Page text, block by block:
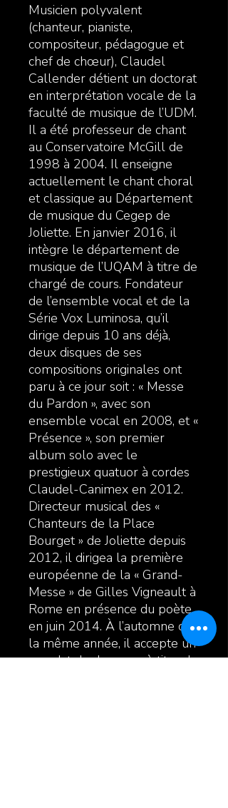
Musicien polyvalent
(chanteur, pianiste,
compositeur, pédagogue et
chef de chœur), Claudel
Callender détient un doctorat
en interprétation vocale de la
faculté de musique de l’UDM.
Il a été professeur de chant
au Conservatoire McGill de
1998 à 2004. Il enseigne
actuellement le chant choral
et classique au Département
de musique du Cegep de
Joliette. En janvier 2016, il
intègre le département de
musique de l’UQAM à titre de
chargé de cours. Fondateur
de l’ensemble vocal et de la
Série Vox Luminosa, qu’il
dirige depuis 10 ans déjà,
deux disques de ses
compositions originales ont
paru à ce jour soit : « Messe
du Pardon », avec son
ensemble vocal en 2008, et «
Présence », son premier
album solo avec le
prestigieux quatuor à cordes
Claudel-Canimex en 2012.
Directeur musical des «
Chanteurs de la Place
Bourget » de Joliette depuis
2012, il dirigea la première
européenne de la « Grand-
Messe » de Gilles Vigneault à
Rome en présence du poète
en juin 2014. À l’automne de
la même année, il accepte un
mandat de deux ans à titre de